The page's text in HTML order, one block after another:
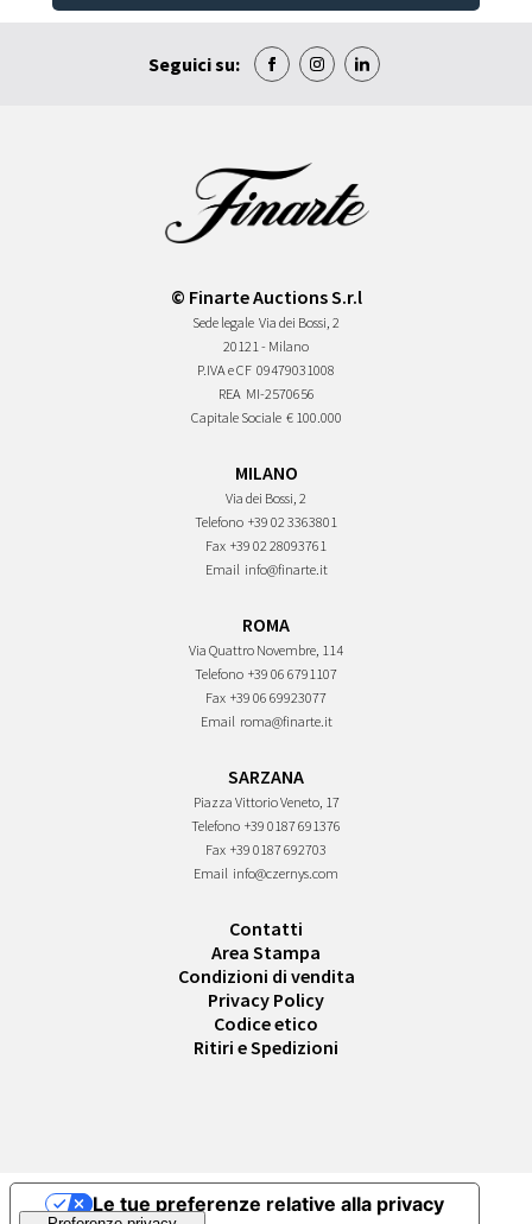
Seguici su:
© Finarte Auctions S.r.l
Sede legale Via dei Bossi, 2
20121 - Milano
P.IVA e CF 09479031008
REA MI-2570656
Capitale Sociale € 100.000
MILANO
Via dei Bossi, 2
Telefono +39 02 3363801
Fax +39 02 28093761
Email info@finarte.it
ROMA
Via Quattro Novembre, 114
Telefono +39 06 6791107
Fax +39 06 69923077
Email roma@finarte.it
SARZANA
Piazza Vittorio Veneto, 17
Telefono +39 0187 691376
Fax +39 0187 692703
Email info@czernys.com
Contatti
Area Stampa
Condizioni di vendita
Privacy Policy
Codice etico
Ritiri e Spedizioni
Le tue preferenze relative alla privacy